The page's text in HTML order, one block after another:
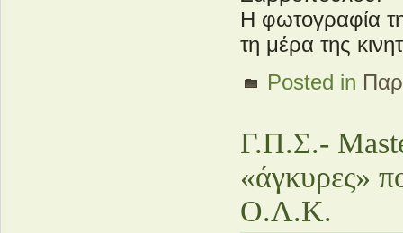
Η φωτογραφία
τη μέρα της
Posted in
Γ.Π.Σ.-
«άγκυρες»
Ο.Λ.Κ.